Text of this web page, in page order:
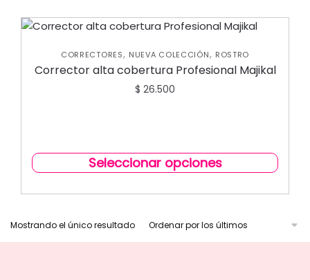
CORRECTORES, NUEVA COLECCIÓN, ROSTRO
Corrector alta cobertura Profesional Majikal
$ 26.500
Seleccionar opciones
Mostrando el único resultado